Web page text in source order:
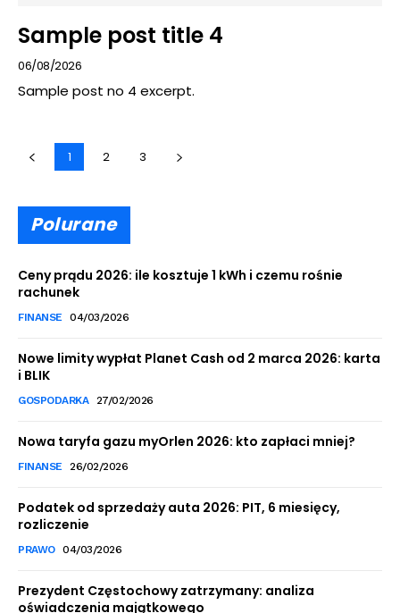
Sample post title 4
06/08/2026
Sample post no 4 excerpt.
1 2 3
Polurane
Ceny prądu 2026: ile kosztuje 1 kWh i czemu rośnie
rachunek
FINANSE 04/03/2026
Nowe limity wypłat Planet Cash od 2 marca 2026: karta
i BLIK
GOSPODARKA 27/02/2026
Nowa taryfa gazu myOrlen 2026: kto zapłaci mniej?
FINANSE 26/02/2026
Podatek od sprzedaży auta 2026: PIT, 6 miesięcy,
rozliczenie
PRAWO 04/03/2026
Prezydent Częstochowy zatrzymany: analiza
oświadczenia majątkowego